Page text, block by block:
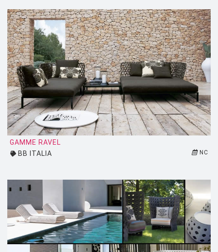
SERRALUNGA
SKITSCH
SLIDE
TALENTI
TOLIX
TOM DIXON
TREKU
TRIBU
UMASQU
VERPAN
VITRA
VLAEMYNCK
VONDOM
GAMME RAVEL
BB ITALIA
NC